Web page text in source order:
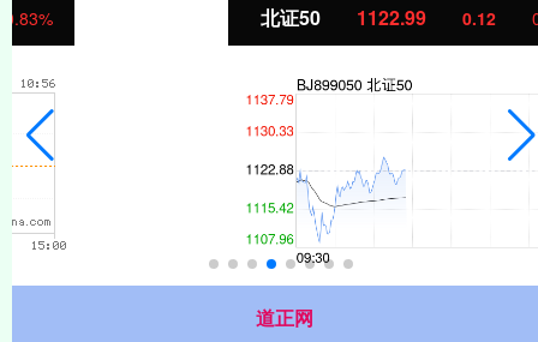
1122.99 0.01%
道正网